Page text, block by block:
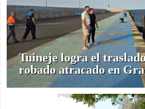
Tuineje logra el
robado atracado en